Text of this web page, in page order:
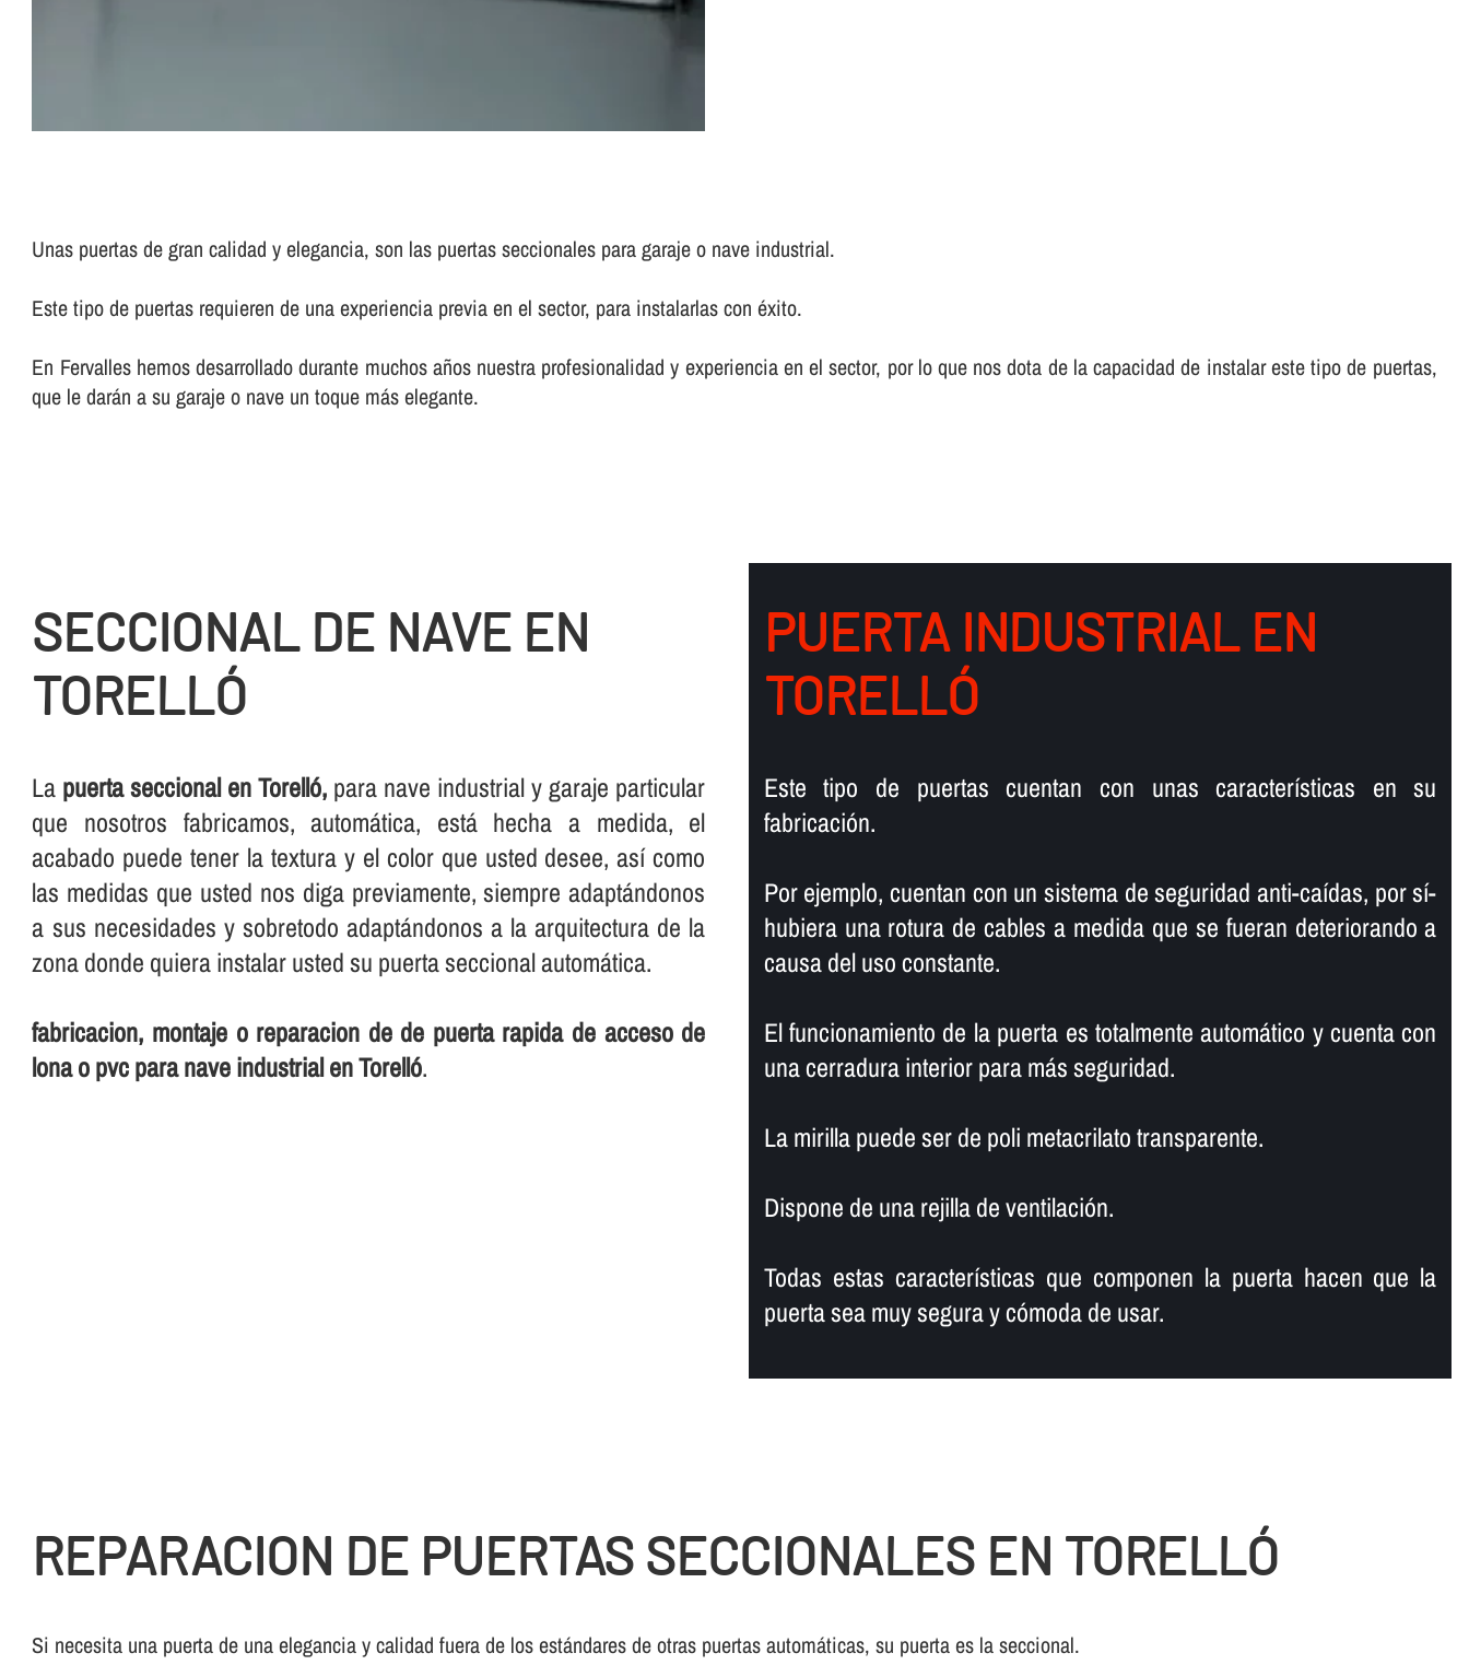
Unas puertas de gran calidad y elegancia, son las puertas seccionales para garaje o nave industrial.
Este tipo de puertas requieren de una experiencia previa en el sector, para instalarlas con éxito.
En Fervalles hemos desarrollado durante muchos años nuestra profesionalidad y experiencia en el sector, por lo que nos dota de la capacidad de instalar este tipo de puertas,
que le darán a su garaje o nave un toque más elegante.
SECCIONAL DE NAVE EN
TORELLÓ
La puerta seccional en Torelló, para nave industrial y garaje particular
que nosotros fabricamos, automática, está hecha a medida, el
acabado puede tener la textura y el color que usted desee, así­ como
las medidas que usted nos diga previamente, siempre adaptándonos
a sus necesidades y sobretodo adaptándonos a la arquitectura de la
zona donde quiera instalar usted su puerta seccional automática.
fabricacion, montaje o reparacion de de puerta rapida de acceso de
lona o pvc para nave industrial en Torelló.
PUERTA INDUSTRIAL EN
TORELLÓ
Este tipo de puertas cuentan con unas caracterí­sticas en su
fabricación.
Por ejemplo, cuentan con un sistema de seguridad anti-caí­das, por sí­
hubiera una rotura de cables a medida que se fueran deteriorando a
causa del uso constante.
El funcionamiento de la puerta es totalmente automático y cuenta con
una cerradura interior para más seguridad.
La mirilla puede ser de poli metacrilato transparente.
Dispone de una rejilla de ventilación.
Todas estas caracterí­sticas que componen la puerta hacen que la
puerta sea muy segura y cómoda de usar.
REPARACION DE PUERTAS SECCIONALES EN TORELLÓ
Si necesita una puerta de una elegancia y calidad fuera de los estándares de otras puertas automáticas, su puerta es la seccional.